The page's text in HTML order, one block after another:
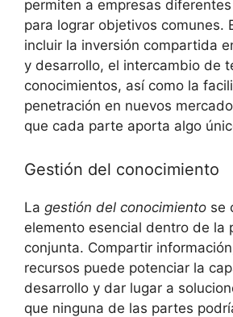
permiten a empresas
para lograr objetivos comunes.
incluir la inversión compartida
y desarrollo, el intercambio de
conocimientos, así como la
penetración en nuevos
que cada parte aporta algo
Gestión del conocimiento
La gestión del conocimiento se
elemento esencial dentro de la
conjunta. Compartir
recursos puede potenciar la
desarrollo y dar lugar a
que ninguna de las partes